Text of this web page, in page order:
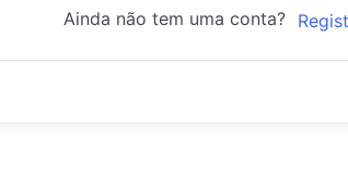
Ainda não tem uma conta?